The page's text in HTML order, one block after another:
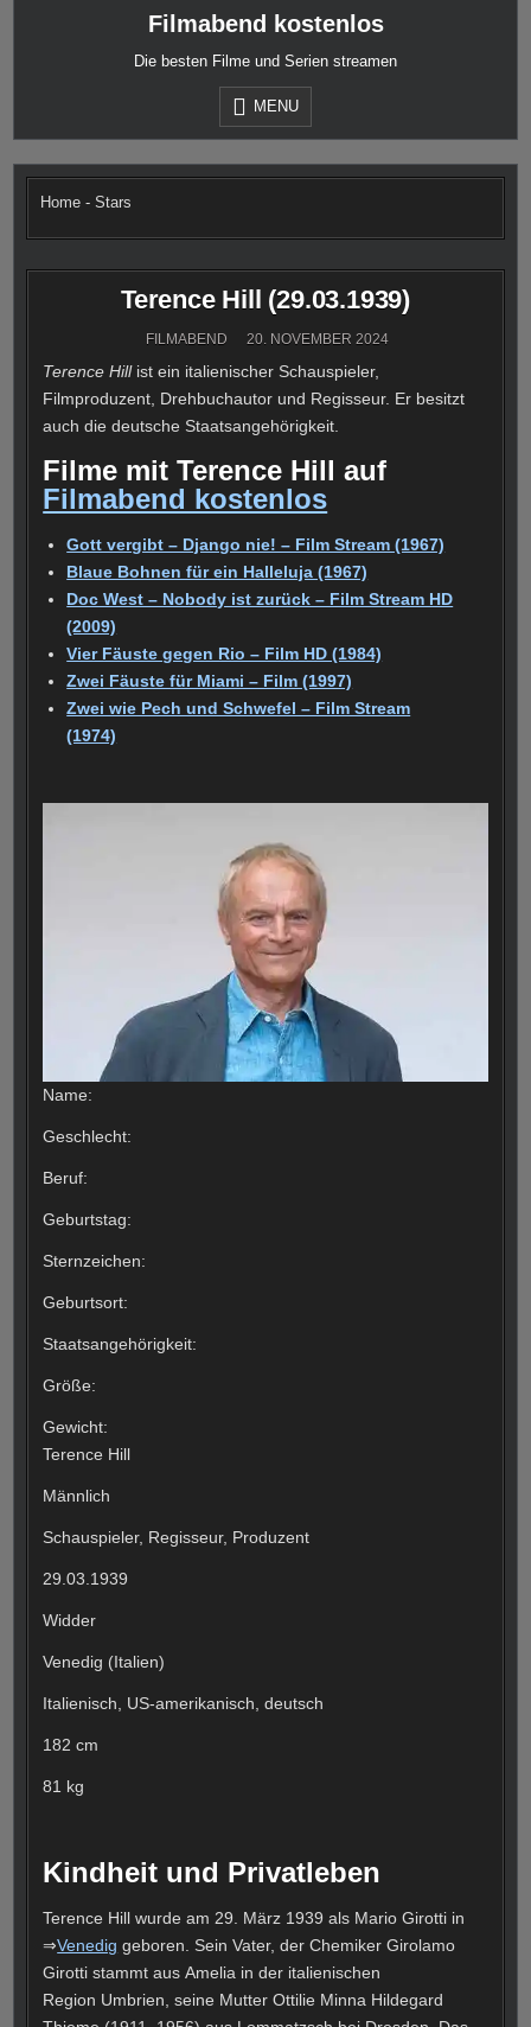
Filmabend kostenlos
Die besten Filme und Serien streamen
MENU
Home -Stars
Terence Hill (29.03.1939)
FILMABEND 20. NOVEMBER 2024
Terence Hillist ein italienischer Schauspieler,
Filmproduzent, Drehbuchautor und Regisseur. Er besitzt
auch die deutsche Staatsangehörigkeit.
Filme mit Terence Hill auf
Filmabend kostenlos
Gott vergibt – Django nie! – Film Stream (1967)
Blaue Bohnen für ein Halleluja (1967)
Doc West – Nobody ist zurück – Film Stream HD
(2009)
Vier Fäuste gegen Rio – Film HD (1984)
Zwei Fäuste für Miami – Film (1997)
Zwei wie Pech und Schwefel – Film Stream
(1974)
Name:
Geschlecht:
Beruf:
Geburtstag:
Sternzeichen:
Geburtsort:
Staatsangehörigkeit:
Größe:
Gewicht:
Terence Hill
Männlich
Schauspieler, Regisseur, Produzent
29.03.1939
Widder
Venedig (Italien)
Italienisch, US-amerikanisch, deutsch
182 cm
81 kg
Kindheit und Privatleben
Terence Hill wurde am 29. März 1939 als Mario Girotti in
⇒Venedig geboren. Sein Vater, der Chemiker Girolamo
Girotti stammt aus Amelia in der italienischen
Region Umbrien, seine Mutter Ottilie Minna Hildegard